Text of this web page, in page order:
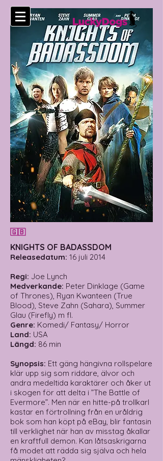
🇬🇧
KNIGHTS OF BADASSDOM
Releasedatum: 16 juli 2014
Regi: Joe Lynch
Medverkande: Peter Dinklage (Game
of Thrones), Ryan Kwanteen (True
Blood), Steve Zahn (Sahara), Summer
Glau (Firefly) m fl.
Genre: Komedi/ Fantasy/ Horror
Land: USA
Längd: 86 min
Synopsis: Ett gäng hängivna rollspelare
klär upp sig som riddare, älvor och
andra medeltida karaktärer och åker ut
i skogen för att delta i ”The Battle of
Evermore”. Men när en hitte-på trollkarl
kastar en förtrollning från en uråldrig
bok som han köpt på eBay, blir fantasin
till verklighet när han av misstag åkallar
en kraftfull demon. Kan låtsaskrigarna
få modet att rädda sig själva och hela